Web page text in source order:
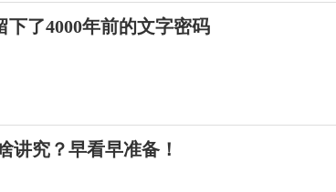
下了4000年前的文字密码
讲究？早看早准备！